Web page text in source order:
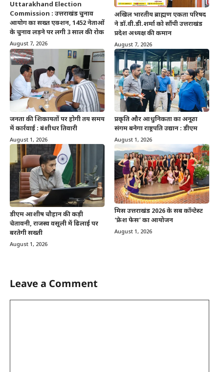
Uttarakhand Election
Commission : उत्तराखंड चुनाव
आयोग का सख्त एक्शन, 1452 नेताओं
के चुनाव लड़ने पर लगी 3 साल की रोक
August 7, 2026
अखिल भारतीय ब्राह्मण एकता परिषद
ने डॉ.वी.डी.शर्मा को सौंपी उत्तराखंड
प्रदेश अध्यक्ष की कमान
August 7, 2026
जनता की शिकायतों पर होगी तय समय
में कार्रवाई : बंशीधर तिवारी
August 1, 2026
प्रकृति और आधुनिकता का अनूठा
संगम बनेगा राष्ट्रपति उद्यान : डीएम
August 1, 2026
डीएम आशीष चौहान की कड़ी
चेतावनी, राजस्व वसूली में ढिलाई पर
बरतेगी सख्ती
August 1, 2026
मिस उत्तराखंड 2026 के सब कॉन्टेस्ट
‘फ्रेश फेस’ का आयोजन
August 1, 2026
Leave a Comment